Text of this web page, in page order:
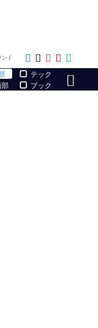
ド Like on
Follow on x
Follow
Follow
テック
ブック